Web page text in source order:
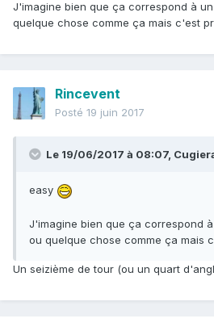
J'imagine bien que ça correspond à
quelque chose comme ça mais c'est
Rincevent
Posté 19 juin 2017
Le 19/06/2017 à 08:07,
easy
J'imagine bien que ça correspond
ou quelque chose comme ça mais
Un seizième de tour (ou un quart